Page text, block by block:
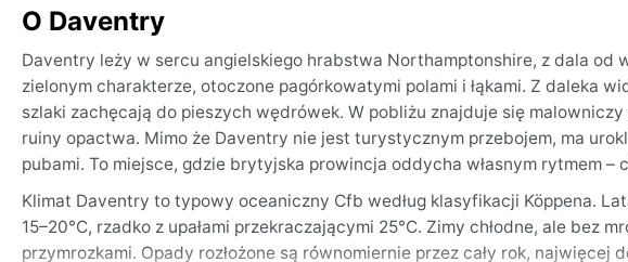
O Daventry
Daventry leży w sercu angielskiego hrabstwa Northamptonshire, z dala od
zielonym charakterze, otoczone pagórkowatymi polami i łąkami. Z daleka
szlaki zachęcają do pieszych wędrówek. W pobliżu znajduje się
ruiny opactwa. Mimo że Daventry nie jest turystycznym przebojem, ma
pubami. To miejsce, gdzie brytyjska prowincja oddycha własnym rytmem –
Klimat Daventry to typowy oceaniczny Cfb według klasyfikacji Köppena.
15–20°C, rzadko z upałami przekraczającymi 25°C. Zimy chłodne, ale bez
przymrozkami. Opady rozłożone są równomiernie przez cały rok,